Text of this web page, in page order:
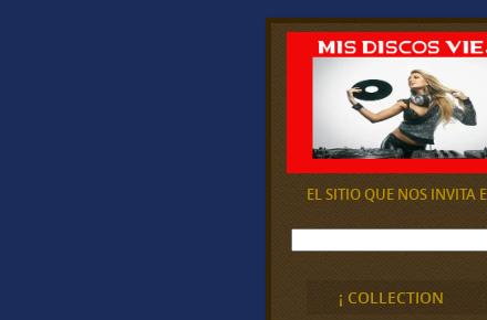
EL SITIO QUE NOS INVITA
B
u
¡ COLLECTION